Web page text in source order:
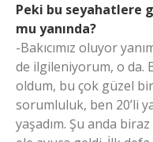
Peki bu seyahatlere
mu yanında?
-Bakıcımız oluyor
de ilgileniyorum, o da.
oldum, bu çok güzel
sorumluluk, ben 20’li
yaşadım. Şu anda